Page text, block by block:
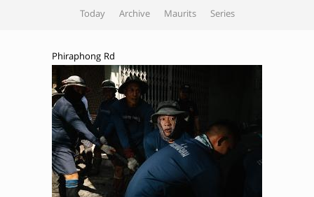
Today Archive Maurits Series
Phiraphong Rd